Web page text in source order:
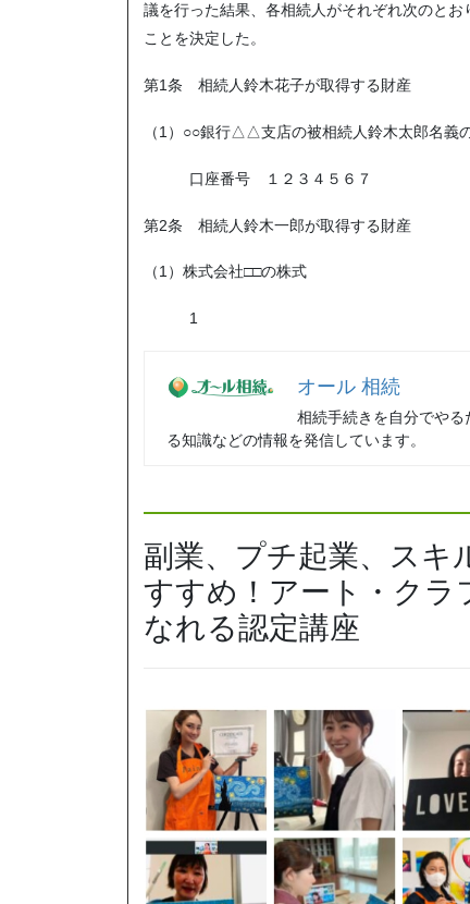
議を行った結果、各相続人がそれぞれ次のとお
ことを決定した。
第1条 相続人鈴木花子が取得する財産
（1）○○銀行△△支店の被相続人鈴木太郎名義
口座番号 １２３４５６７
第2条 相続人鈴木一郎が取得する財産
（1）株式会社□□の株式
1
オール 相続
相続手続きを自分でや
る知識などの情報を発信しています。
副業、プチ起業、スキ
すすめ！アート・クラ
なれる認定講座